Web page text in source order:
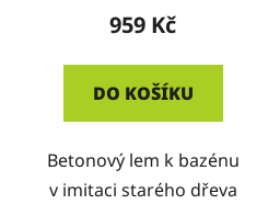
959 Kč
DO KOŠÍKU
Betonový lem k bazénu
v imitaci starého dřeva